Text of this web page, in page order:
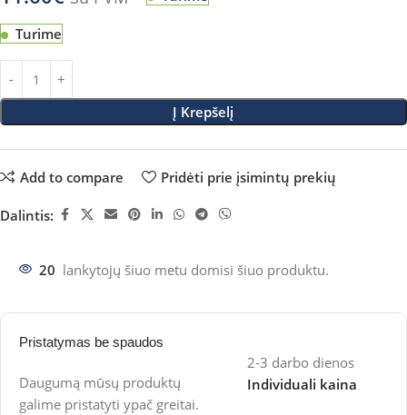
Turime
Į Krepšelį
Add to compare Pridėti prie įsimintų prekių
Dalintis:
20 lankytojų šiuo metu domisi šiuo produktu.
Pristatymas be spaudos
Daugumą mūsų produktų
galime pristatyti ypač greitai.
2-3 darbo dienos
Individuali kaina